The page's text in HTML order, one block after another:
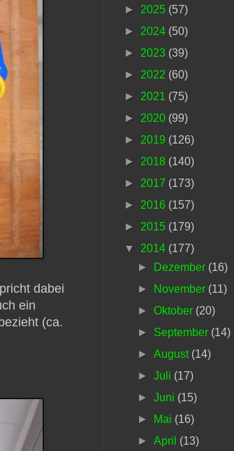
dabei
ein
(ca.
► 2025 (57)
► 2024 (50)
► 2023 (39)
► 2022 (60)
► 2021 (75)
► 2020 (99)
► 2019 (126)
► 2018 (140)
► 2017 (173)
► 2016 (157)
► 2015 (179)
▼ 2014 (177)
►
Dezember (16)
►
November (11)
►Oktober (20)
► September (14)
►August (14)
►Juli (17)
►Juni (15)
►
Mai (16)
►April (13)